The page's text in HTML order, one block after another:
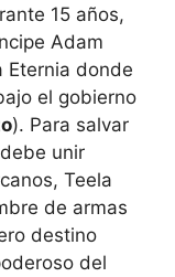
15 años,
Adam
Eternia donde
el gobierno
). Para salvar
unir
Teela
de armas
destino
del